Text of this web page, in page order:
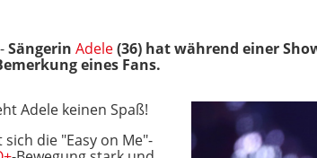
Sängerin Adele(36) hat während einer
eines Fans.
Adele keinen Spaß!
die "Easy on Me"-